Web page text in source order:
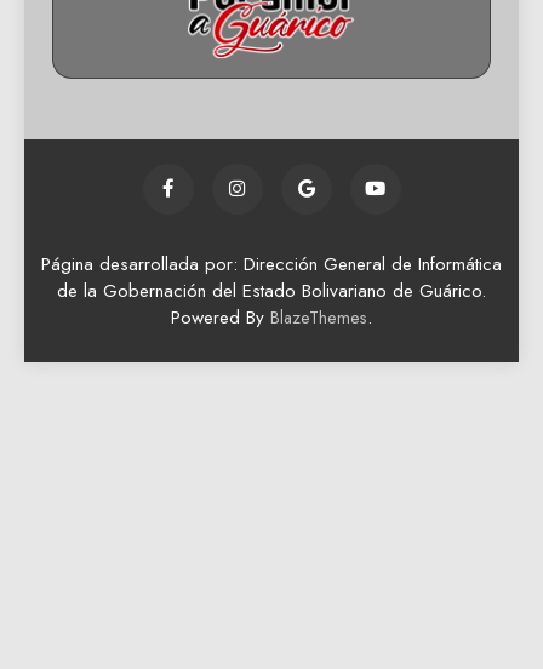
Página desarrollada por: Dirección General de Informática
de la Gobernación del Estado Bolivariano de Guárico.
Powered By BlazeThemes.